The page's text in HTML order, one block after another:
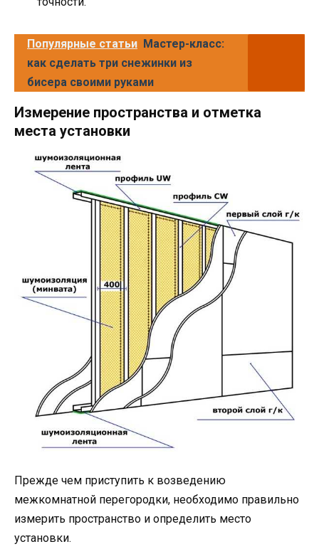
Популярные статьи Мастер-класс:
как сделать три снежинки из
бисера своими руками
Измерение пространства и отметка
места установки
Прежде чем приступить к возведению
межкомнатной перегородки, необходимо правильно
измерить пространство и определить место
установки.